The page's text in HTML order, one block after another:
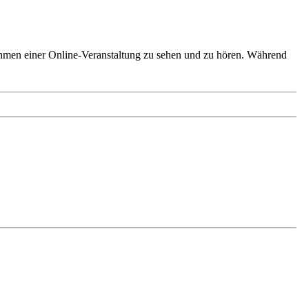
einer Online-Veranstaltung zu sehen und zu hören. Während